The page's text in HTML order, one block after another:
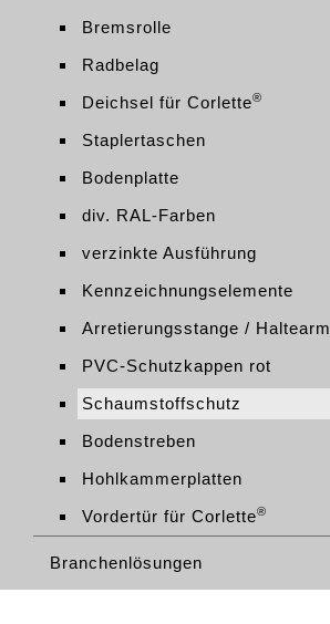
Bremsrolle
Radbelag
Deichsel für Corlette®
Staplertaschen
Bodenplatte
div. RAL-Farben
verzinkte Ausführung
Kennzeichnungselemente
Arretierungsstange / Haltearm
PVC-Schutzkappen rot
Schaumstoffschutz
Bodenstreben
Hohlkammerplatten
Vordertür für Corlette®
Branchenlösungen